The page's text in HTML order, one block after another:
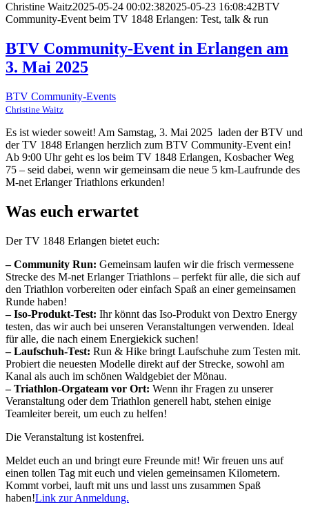
Christine Waitz2025-05-24 00:02:382025-05-23 16:08:42BTV
Community-Event beim TV 1848 Erlangen: Test, talk & run
BTV Community-Event in Erlangen am
3. Mai 2025
BTV Community-Events
Christine Waitz
Es ist wieder soweit! Am Samstag, 3. Mai 2025 laden der BTV und
der TV 1848 Erlangen herzlich zum BTV Community-Event ein!
Ab 9:00 Uhr geht es los beim TV 1848 Erlangen, Kosbacher Weg
75 – seid dabei, wenn wir gemeinsam die neue 5 km-Laufrunde des
M-net Erlanger Triathlons erkunden!
Was euch erwartet
Der TV 1848 Erlangen bietet euch:
– Community Run: Gemeinsam laufen wir die frisch vermessene
Strecke des M-net Erlanger Triathlons – perfekt für alle, die sich auf
den Triathlon vorbereiten oder einfach Spaß an einer gemeinsamen
Runde haben!
– Iso-Produkt-Test: Ihr könnt das Iso-Produkt von Dextro Energy
testen, das wir auch bei unseren Veranstaltungen verwenden. Ideal
für alle, die nach einem Energiekick suchen!
– Laufschuh-Test: Run & Hike bringt Laufschuhe zum Testen mit.
Probiert die neuesten Modelle direkt auf der Strecke, sowohl am
Kanal als auch im schönen Waldgebiet der Mönau.
– Triathlon-Orgateam vor Ort: Wenn ihr Fragen zu unserer
Veranstaltung oder dem Triathlon generell habt, stehen einige
Teamleiter bereit, um euch zu helfen!
Die Veranstaltung ist kostenfrei.
Meldet euch an und bringt eure Freunde mit! Wir freuen uns auf
einen tollen Tag mit euch und vielen gemeinsamen Kilometern.
Kommt vorbei, lauft mit uns und lasst uns zusammen Spaß
haben!Link zur Anmeldung.